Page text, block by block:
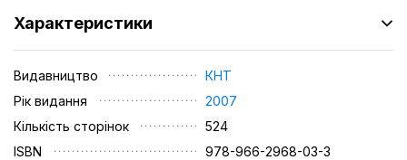
Характеристики
Видавництво
КНТ
Рік видання
2007
Кількість сторінок
524
ISBN
978-966-2968-03-3